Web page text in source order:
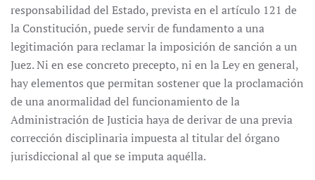
responsabilidad del Estado, prevista en el artículo 121 de
la Constitución, puede servir de fundamento a una
legitimación para reclamar la imposición de sanción a un
Juez. Ni en ese concreto precepto, ni en la Ley en general,
hay elementos que permitan sostener que la proclamación
de una anormalidad del funcionamiento de la
Administración de Justicia haya de derivar de una previa
corrección disciplinaria impuesta al titular del órgano
jurisdiccional al que se imputa aquélla.